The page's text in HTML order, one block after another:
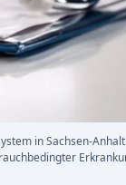
in Sachsen-